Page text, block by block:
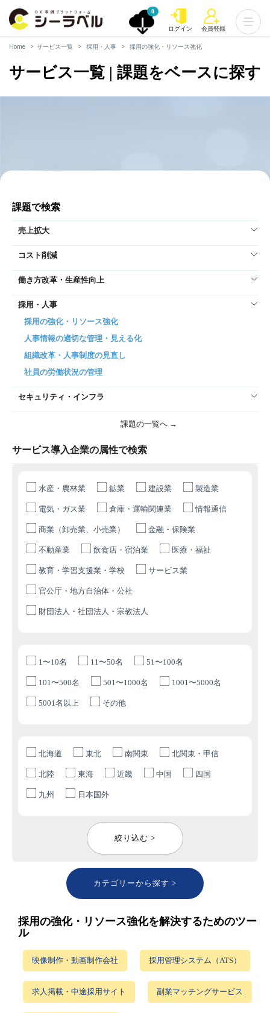
0
ログイン 会員登録
Home サービス一覧 採用・人事 採用の強化・リソース強化
サービス一覧 | 課題をベースに探す
課題で検索
売上拡大
コスト削減
働き方改革・生産性向上
採用・人事
採用の強化・リソース強化
人事情報の適切な管理・見える化
組織改革・人事制度の見直し
社員の労働状況の管理
セキュリティ・インフラ
課題の一覧へ →
サービス導入企業の属性で検索
水産・農林業 鉱業 建設業 製造業
電気・ガス業 倉庫・運輸関連業 情報通信
商業（卸売業、小売業） 金融・保険業
不動産業 飲食店・宿泊業 医療・福祉
教育・学習支援業・学校 サービス業
官公庁・地方自治体・公社
財団法人・社団法人・宗教法人
1〜10名 11〜50名 51〜100名
101〜500名 501〜1000名 1001〜5000名
5001名以上 その他
北海道 東北 南関東 北関東・甲信
北陸 東海 近畿 中国 四国
九州 日本国外
絞り込む >
カテゴリーから探す >
採用の強化・リソース強化を解決するためのツー
ル
映像制作・動画制作会社 採用管理システム（ATS）
求人掲載・中途採用サイト 副業マッチングサービス